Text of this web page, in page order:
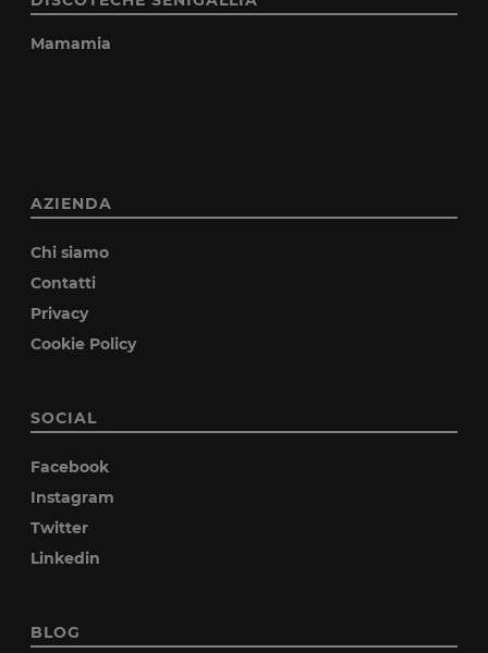
Mamamia
AZIENDA
Chi siamo
Contatti
Privacy
Cookie Policy
SOCIAL
Facebook
Instagram
Twitter
Linkedin
BLOG